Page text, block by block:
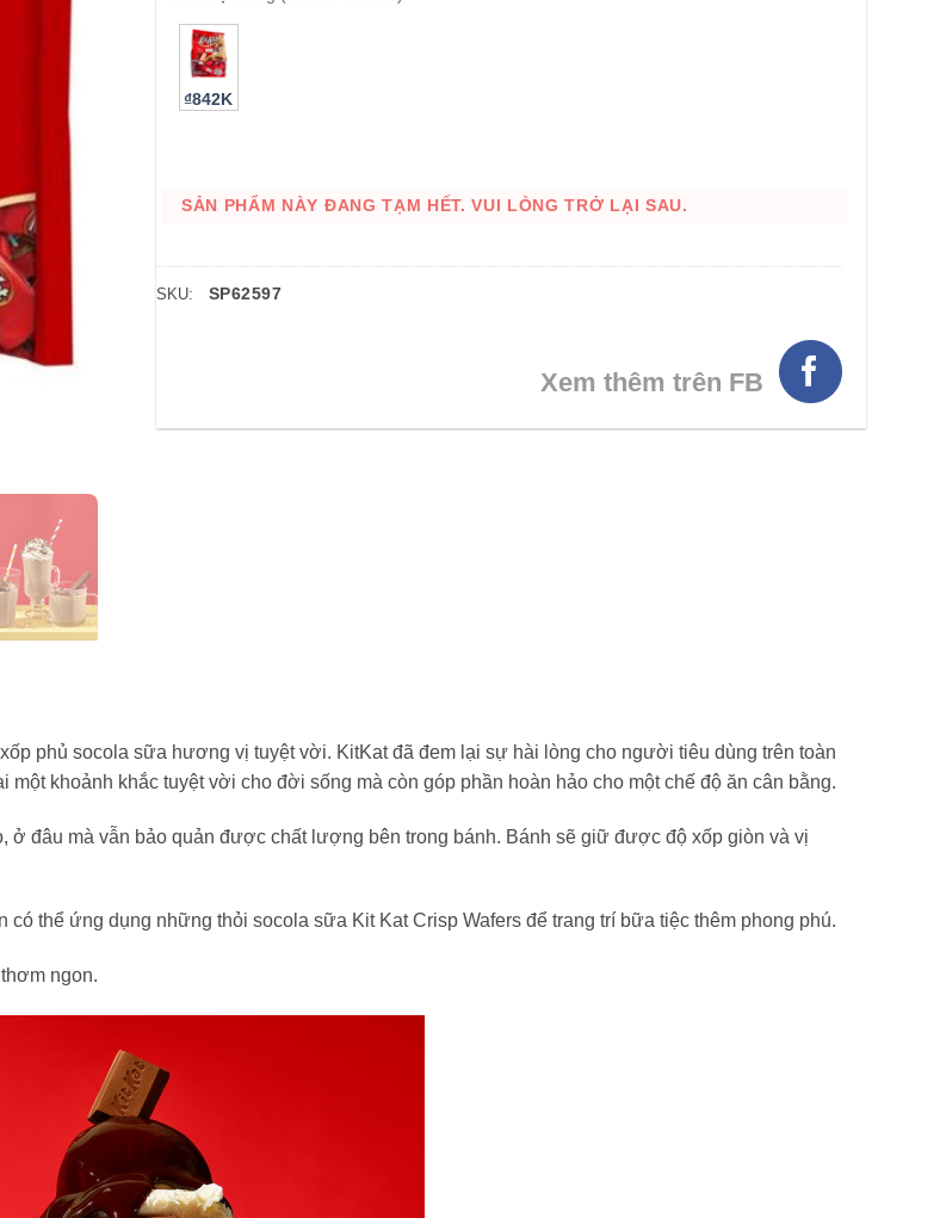
₫842K
SẢN PHẨM NÀY ĐANG TẠM HẾT. VUI LÒNG TRỞ LẠI SAU.
SKU: SP62597
Xem thêm trên FB
phủ socola sữa hương vị tuyệt vời. KitKat đã đem lại sự hài lòng cho người tiêu dùng trên toàn
khoảnh khắc tuyệt vời cho đời sống mà còn góp phần hoàn hảo cho một chế độ ăn cân bằng.
đâu mà vẫn bảo quản được chất lượng bên trong bánh. Bánh sẽ giữ được độ xốp giòn và vị
thể ứng dụng những thỏi socola sữa Kit Kat Crisp Wafers để trang trí bữa tiệc thêm phong phú.
ngon.